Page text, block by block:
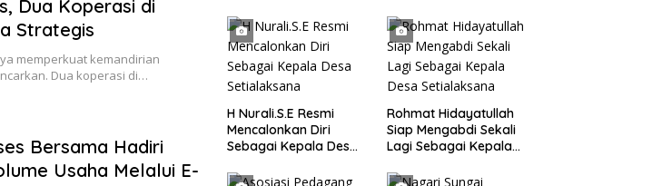
Dua Koperasi di
Strategis
memperkuat kemandirian
Dua koperasi di…
Bersama Hadiri
Usaha Melalui E-
Metode Pengambilan
Sampel Air Laut di
Laut yang Bersih
H Nurali.S.E Resmi
Mencalonkan Diri
Sebagai Kepala Desa
Rohmat Hidayatullah
Siap Mengabdi Sekali
Lagi Sebagai Kepala